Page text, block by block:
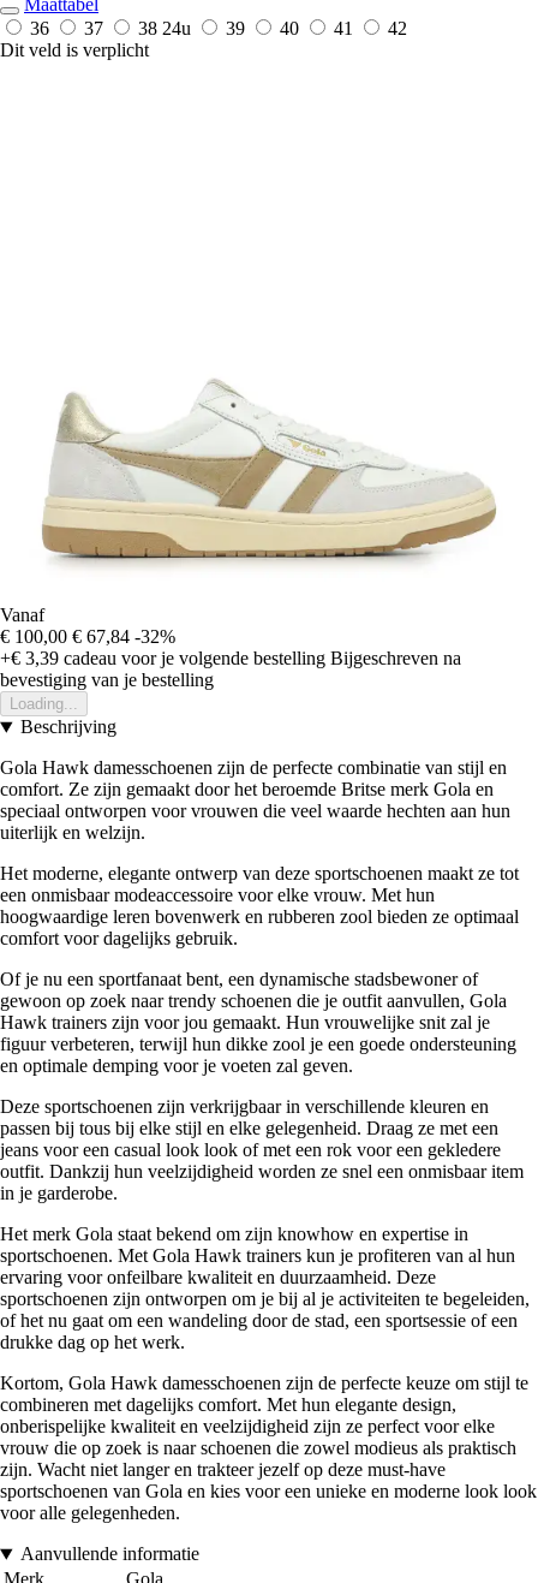
Maattabel
36
37 38 24u 39 40 41
42
Dit veld is verplicht
Vanaf
€ 100,00 € 67,84 -32%
+€ 3,39 cadeau voor je volgende bestelling Bijgeschreven na
bevestiging van je bestelling
Loading...
Beschrijving
Gola Hawk damesschoenen zijn de perfecte combinatie van stijl en
comfort. Ze zijn gemaakt door het beroemde Britse merk Gola en
speciaal ontworpen voor vrouwen die veel waarde hechten aan hun
uiterlijk en welzijn.
Het moderne, elegante ontwerp van deze sportschoenen maakt ze tot
een onmisbaar modeaccessoire voor elke vrouw. Met hun
hoogwaardige leren bovenwerk en rubberen zool bieden ze optimaal
comfort voor dagelijks gebruik.
Of je nu een sportfanaat bent, een dynamische stadsbewoner of
gewoon op zoek naar trendy schoenen die je outfit aanvullen, Gola
Hawk trainers zijn voor jou gemaakt. Hun vrouwelijke snit zal je
figuur verbeteren, terwijl hun dikke zool je een goede ondersteuning
en optimale demping voor je voeten zal geven.
Deze sportschoenen zijn verkrijgbaar in verschillende kleuren en
passen bij tous bij elke stijl en elke gelegenheid. Draag ze met een
jeans voor een casual look look of met een rok voor een gekledere
outfit. Dankzij hun veelzijdigheid worden ze snel een onmisbaar item
in je garderobe.
Het merk Gola staat bekend om zijn knowhow en expertise in
sportschoenen. Met Gola Hawk trainers kun je profiteren van al hun
ervaring voor onfeilbare kwaliteit en duurzaamheid. Deze
sportschoenen zijn ontworpen om je bij al je activiteiten te begeleiden,
of het nu gaat om een wandeling door de stad, een sportsessie of een
drukke dag op het werk.
Kortom, Gola Hawk damesschoenen zijn de perfecte keuze om stijl te
combineren met dagelijks comfort. Met hun elegante design,
onberispelijke kwaliteit en veelzijdigheid zijn ze perfect voor elke
vrouw die op zoek is naar schoenen die zowel modieus als praktisch
zijn. Wacht niet langer en trakteer jezelf op deze must-have
sportschoenen van Gola en kies voor een unieke en moderne look look
voor alle gelegenheden.
Aanvullende informatie